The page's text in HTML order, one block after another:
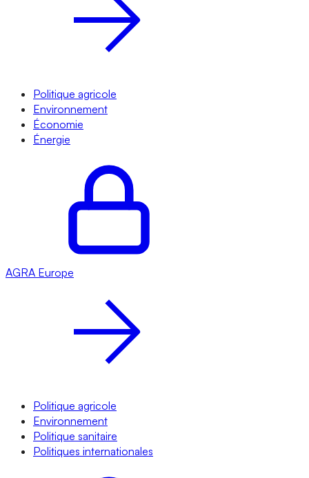
Politique agricole
Environnement
Économie
Énergie
AGRA Europe
Politique agricole
Environnement
Politique sanitaire
Politiques internationales